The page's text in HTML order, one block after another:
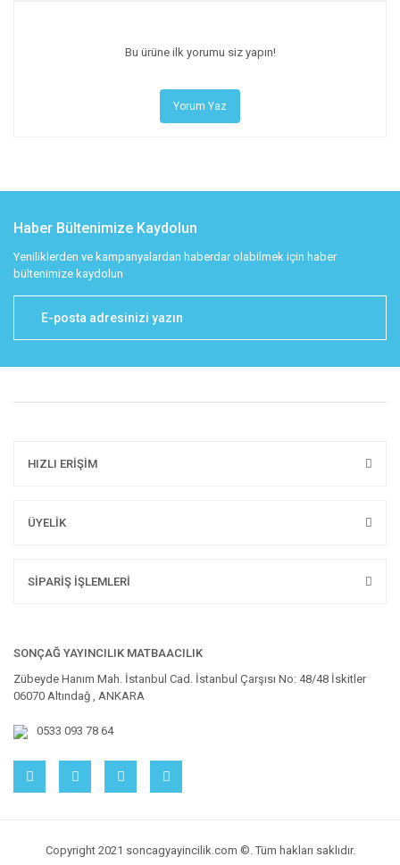
Bu ürüne ilk yorumu siz yapın!
Yorum Yaz
Haber Bültenimize Kaydolun
Yeniliklerden ve kampanyalardan haberdar olabilmek için haber
bültenimize kaydolun
HIZLI ERİŞİM
ÜYELİK
SİPARİŞ İŞLEMLERİ
SONÇAĞ YAYINCILIK MATBAACILIK
Zübeyde Hanım Mah. İstanbul Cad. İstanbul Çarşısı No: 48/48 İskitler
06070 Altındağ , ANKARA
0533 093 78 64
Copyright 2021 soncagyayincilik.com ©. Tüm hakları saklıdır.